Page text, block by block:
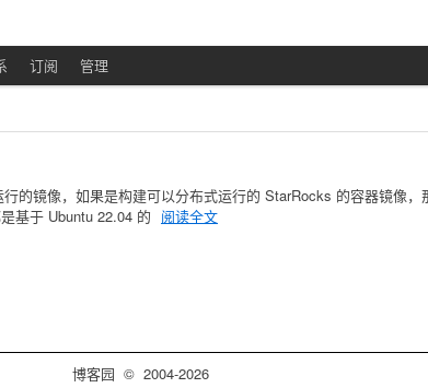
订阅 管理
的镜像，如果是构建可以分布式运行的 StarRocks 的容器镜像
基于 Ubuntu 22.04 的 阅读全文
博客园 © 2004-2026